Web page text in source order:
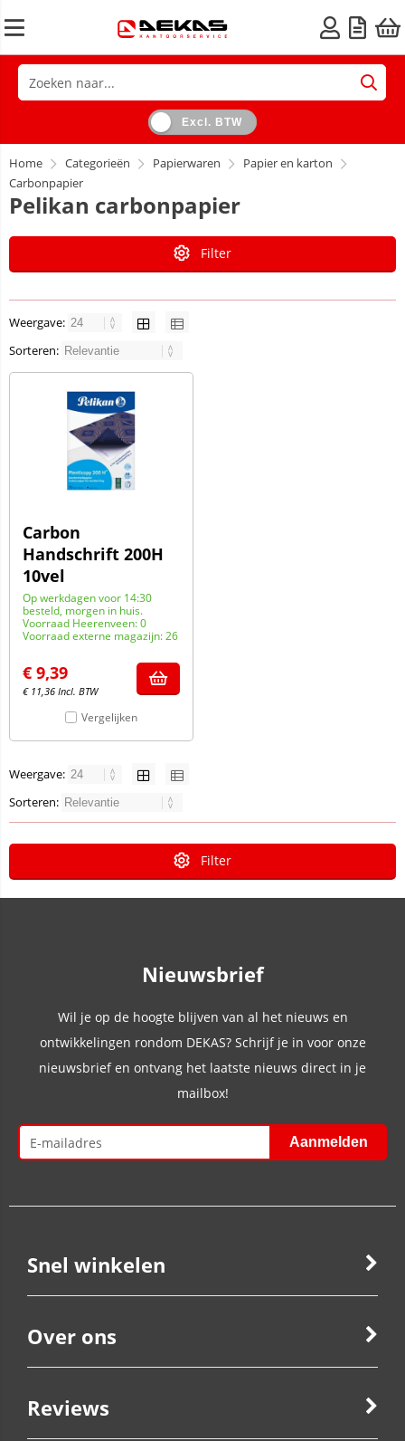
Excl. BTW
Home Categorieën Papierwaren
Papier en karton
Carbonpapier
Pelikan carbonpapier
Filter
Weergave:
Sorteren:
Carbon
Handschrift 200H
10vel
Op werkdagen voor 14:30
besteld, morgen in huis.
Voorraad Heerenveen: 0
Voorraad externe magazijn: 26
€ 9,39
€ 11,36 Incl. BTW
Vergelijken
Weergave:
Sorteren:
Filter
Nieuwsbrief
Wil je op de hoogte blijven van al het nieuws en
ontwikkelingen rondom DEKAS? Schrijf je in voor onze
nieuwsbrief en ontvang het laatste nieuws direct in je
mailbox!
Snel winkelen
Over ons
Reviews